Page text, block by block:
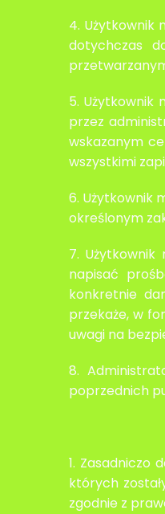
4. Użytkownik
dotychczas
5. Użytkownik
przez
wskazanym
wszystkimi
6. Użytkownik
określonym
7.
napisać
konkretnie
przekaże, w
uwagi na
8.
poprzednich
1. Zasadniczo
których
zgodnie z